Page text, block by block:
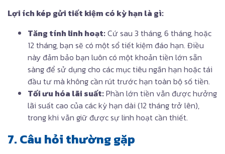
Lợi ích kép gửi tiết kiệm có kỳ hạn là gì:
Tăng tính linh hoạt:Cứ sau 3 tháng, 6 tháng, hoặc
12 tháng, bạn sẽ có một sổ tiết kiệm đáo hạn. Điều
này đảm bảo bạn luôn có một khoản tiền lớn sẵn
sàng để sử dụng cho các mục tiêu ngắn hạn hoặc tái
đầu tư mà không cần rút trước hạn toàn bộ số tiền.
Tối ưu hóa lãi suất:Phần lớn tiền vẫn được hưởng
lãi suất cao của các kỳ hạn dài (12 tháng trở lên),
trong khi vẫn giữ được sự linh hoạt cần thiết.
7. Câu hỏi thường gặp